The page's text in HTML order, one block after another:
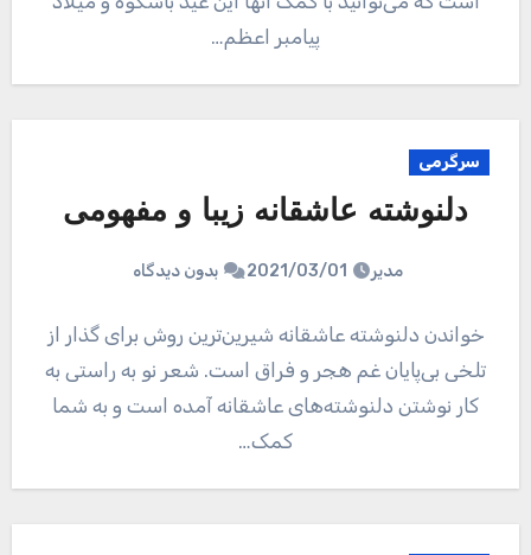
پیامبر اعظم…
سرگرمی
دلنوشته عاشقانه زیبا و مفهومی
مدیر 2021/03/01 بدون دیدگاه
خواندن دلنوشته عاشقانه شیرین‌ترین روش برای گذار از
تلخی بی‌پایان غم هجر و فراق است. شعر نو به راستی به
کار نوشتن دلنوشته‌های عاشقانه آمده است و به شما
کمک…